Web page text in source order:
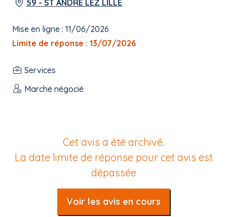
59 - ST ANDRE LEZ LILLE
Mise en ligne : 11/06/2026
Limite de réponse : 13/07/2026
Services
Marché négocié
Cet avis a été archivé.
La date limite de réponse pour cet avis est
dépassée
Voir les avis en cours